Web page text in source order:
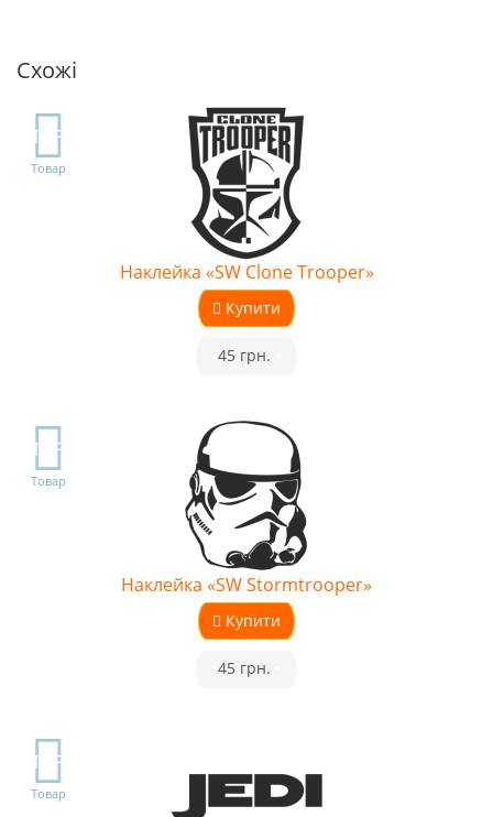
Схожі
TOP
Товар
Наклейка «SW Clone Trooper»
Купити
45 грн.
TOP
Товар
Наклейка «SW Stormtrooper»
Купити
45 грн.
TOP
Товар